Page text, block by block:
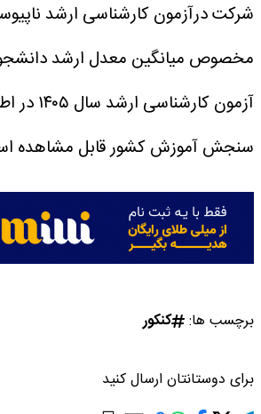
مخصوص میانگین معدل ارشد
آزمون
سنجش آموزش کشور قابل مشاهده
برچسب ها: کنکور
برای دوستانتان ارسال کنید